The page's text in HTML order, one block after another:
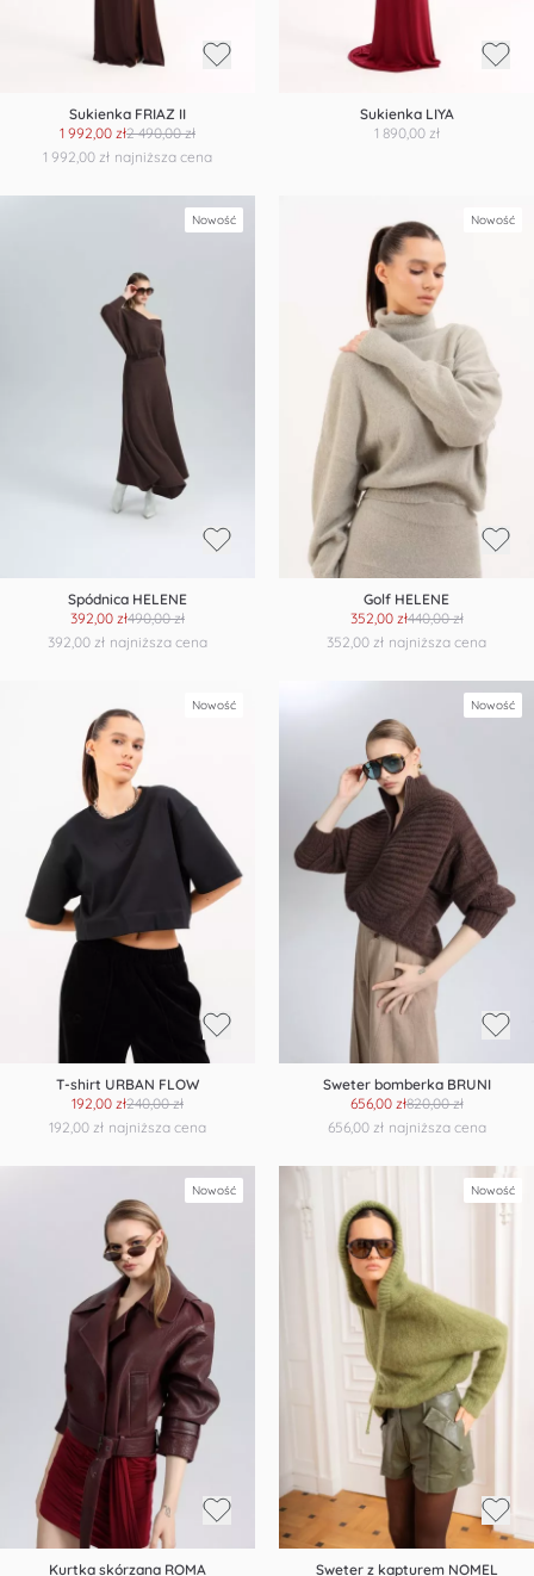
Sukienka FRIAZ II
1 992,00 zł2 490,00 zł
najniższa cena
1 992,00 zł
Sukienka LIYA
1 890,00 zł
Nowość
Spódnica HELENE
392,00 zł490,00 zł
najniższa cena
392,00 zł
Nowość
Golf HELENE
352,00 zł440,00 zł
najniższa cena
352,00 zł
Nowość
T-shirt URBAN FLOW
192,00 zł240,00 zł
najniższa cena
192,00 zł
Nowość
Sweter bomberka BRUNI
656,00 zł820,00 zł
najniższa cena
656,00 zł
Nowość
Kurtka skórzana ROMA
Nowość
Sweter z kapturem NOMEL